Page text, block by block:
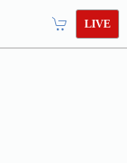
LIVE